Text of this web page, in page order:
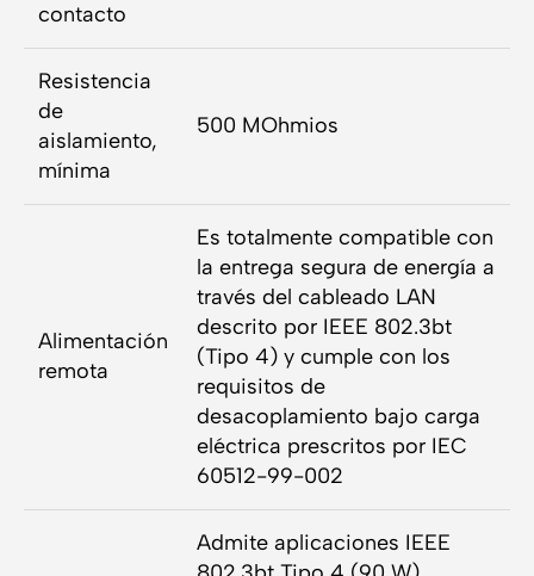
contacto
Resistencia
de
aislamiento,
mínima
500 MOhmios
Alimentación
remota
Es totalmente compatible con
la entrega segura de energía a
través del cableado LAN
descrito por IEEE 802.3bt
(Tipo 4) y cumple con los
requisitos de
desacoplamiento bajo carga
eléctrica prescritos por IEC
60512-99-002
Admite aplicaciones IEEE